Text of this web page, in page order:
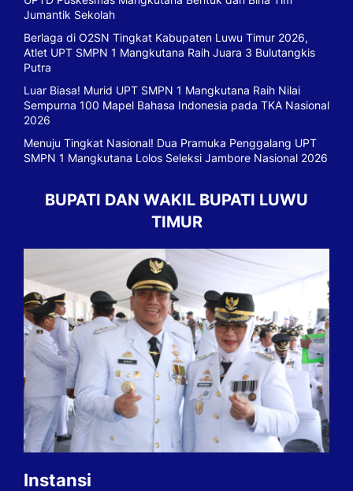
Jumantik Sekolah
Berlaga di O2SN Tingkat Kabupaten Luwu Timur 2026,
Atlet UPT SMPN 1 Mangkutana Raih Juara 3 Bulutangkis
Putra
Luar Biasa! Murid UPT SMPN 1 Mangkutana Raih Nilai
Sempurna 100 Mapel Bahasa Indonesia pada TKA Nasional
2026
Menuju Tingkat Nasional! Dua Pramuka Penggalang UPT
SMPN 1 Mangkutana Lolos Seleksi Jambore Nasional 2026
BUPATI DAN WAKIL BUPATI LUWU
TIMUR
Instansi